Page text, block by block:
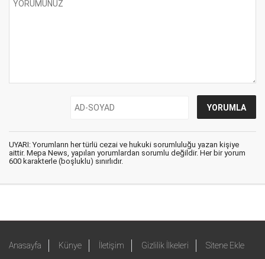
UYARI: Yorumların her türlü cezai ve hukuki sorumluluğu yazan kişiye
aittir. Mepa News, yapılan yorumlardan sorumlu değildir. Her bir yorum
600 karakterle (boşluklu) sınırlıdır.
Anasayfa Künye İletişim Gizlilik İlkeleri Sitene Ekle